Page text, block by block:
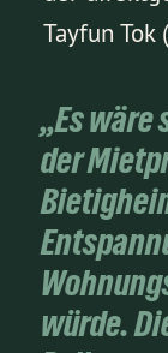
Tayfun
„Es wäre
der
würde.